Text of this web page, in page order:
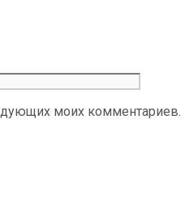
моих комментариев.